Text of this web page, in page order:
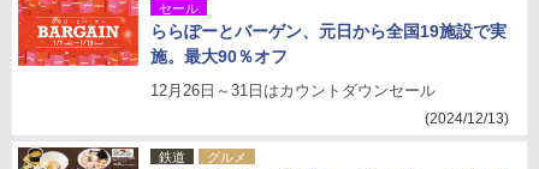
セール
ららぽーとバーゲン、元日から全国19施設で実
施。最大90％オフ
12月26日～31日はカウントダウンセール
(2024/12/13)
鉄道 グルメ